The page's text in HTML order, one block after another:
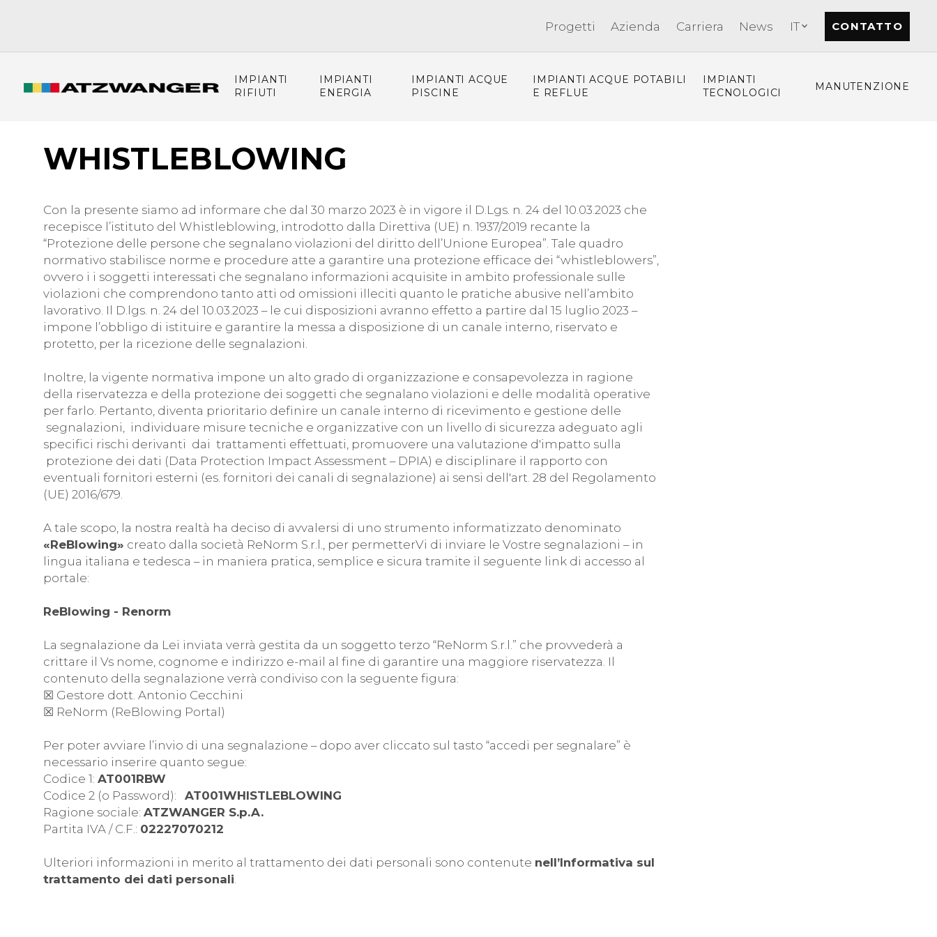
Progetti Azienda Carriera News IT CONTATTO
IMPIANTI
RIFIUTI
IMPIANTI
ENERGIA
IMPIANTI ACQUE
PISCINE
IMPIANTI ACQUE POTABILI
E REFLUE
IMPIANTI
TECNOLOGICI
MANUTENZIONE
WHISTLEBLOWING
Con la presente siamo ad informare che dal 30 marzo 2023 è in vigore il D.Lgs. n. 24 del 10.03.2023 che
recepisce l’istituto del Whistleblowing, introdotto dalla Direttiva (UE) n. 1937/2019 recante la
“Protezione delle persone che segnalano violazioni del diritto dell’Unione Europea”. Tale quadro
normativo stabilisce norme e procedure atte a garantire una protezione efficace dei “whistleblowers”,
ovvero i i soggetti interessati che segnalano informazioni acquisite in ambito professionale sulle
violazioni che comprendono tanto atti od omissioni illeciti quanto le pratiche abusive nell’ambito
lavorativo. Il D.lgs. n. 24 del 10.03.2023 – le cui disposizioni avranno effetto a partire dal 15 luglio 2023 –
impone l’obbligo di istituire e garantire la messa a disposizione di un canale interno, riservato e
protetto, per la ricezione delle segnalazioni.
Inoltre, la vigente normativa impone un alto grado di organizzazione e consapevolezza in ragione
della riservatezza e della protezione dei soggetti che segnalano violazioni e delle modalità operative
per farlo. Pertanto, diventa prioritario definire un canale interno di ricevimento e gestione delle
segnalazioni, individuare misure tecniche e organizzative con un livello di sicurezza adeguato agli
specifici rischi derivanti dai trattamenti effettuati, promuovere una valutazione d'impatto sulla
protezione dei dati (Data Protection Impact Assessment – DPIA) e disciplinare il rapporto con
eventuali fornitori esterni (es. fornitori dei canali di segnalazione) ai sensi dell'art. 28 del Regolamento
(UE) 2016/679.
A tale scopo, la nostra realtà ha deciso di avvalersi di uno strumento informatizzato denominato
«ReBlowing» creato dalla società ReNorm S.r.l., per permetterVi di inviare le Vostre segnalazioni – in
lingua italiana e tedesca – in maniera pratica, semplice e sicura tramite il seguente link di accesso al
portale:
ReBlowing - Renorm
La segnalazione da Lei inviata verrà gestita da un soggetto terzo “ReNorm S.r.l.” che provvederà a
crittare il Vs nome, cognome e indirizzo e-mail al fine di garantire una maggiore riservatezza. Il
contenuto della segnalazione verrà condiviso con la seguente figura:
☒ Gestore dott. Antonio Cecchini
☒ ReNorm (ReBlowing Portal)
Per poter avviare l’invio di una segnalazione – dopo aver cliccato sul tasto “accedi per segnalare” è
necessario inserire quanto segue:
Codice 1: AT001RBW
Codice 2 (o Password): AT001WHISTLEBLOWING
Ragione sociale: ATZWANGER S.p.A.
Partita IVA / C.F.: 02227070212
Ulteriori informazioni in merito al trattamento dei dati personali sono contenute nell’Informativa sul
trattamento dei dati personali.